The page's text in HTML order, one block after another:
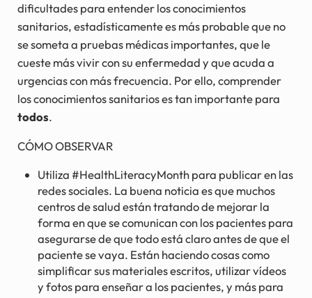
dificultades para entender los conocimientos
sanitarios, estadísticamente es más probable que no
se someta a pruebas médicas importantes, que le
cueste más vivir con su enfermedad y que acuda a
urgencias con más frecuencia. Por ello, comprender
los conocimientos sanitarios es tan importante para
todos.
CÓMO OBSERVAR
Utiliza #HealthLiteracyMonth para publicar en las
redes sociales. La buena noticia es que muchos
centros de salud están tratando de mejorar la
forma en que se comunican con los pacientes para
asegurarse de que todo está claro antes de que el
paciente se vaya. Están haciendo cosas como
simplificar sus materiales escritos, utilizar vídeos
y fotos para enseñar a los pacientes, y más para